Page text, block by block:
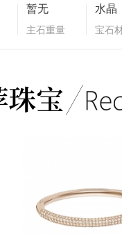
暂无
主石重量
水晶
宝石